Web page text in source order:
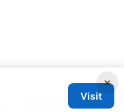
全面指南、最佳
×
Visit